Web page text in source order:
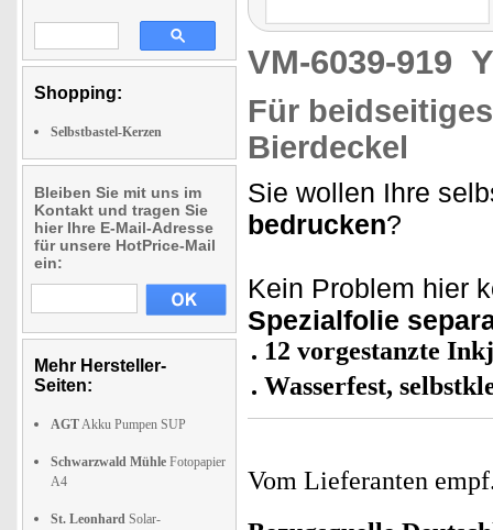
Shopping:
Selbstbastel-Kerzen
Bleiben Sie mit uns im
Kontakt und tragen Sie
hier Ihre E-Mail-Adresse
für unsere HotPrice-Mail
ein:
Mehr Hersteller-
Seiten:
AGTAkku Pumpen SUP
Schwarzwald Mühle Fotopapier
A4
St. Leonhard Solar-
VM-6039-919
Für
Bierdeckel
Sie wollen Ihre
bedrucken?
Kein Problem hier
Spezialfolie
12 vorgestanzte
Wasserfest,
Vom Lieferanten